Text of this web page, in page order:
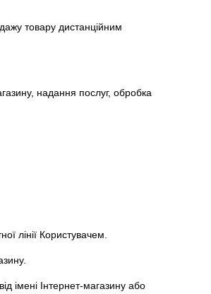
товару дистанційним
надання послуг, обробка
лінії Користувачем.
імені Інтернет-магазину або